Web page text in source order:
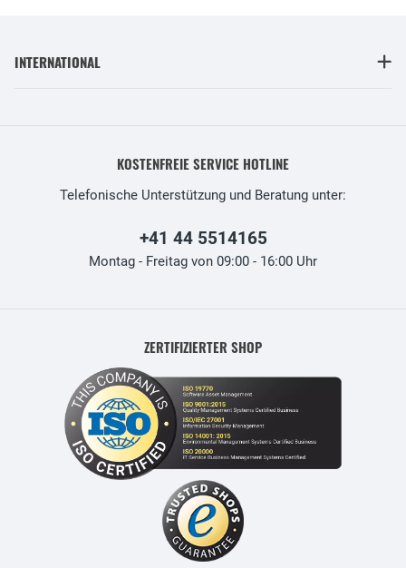
INTERNATIONAL
KOSTENFREIE SERVICE HOTLINE
Telefonische Unterstützung und Beratung unter:
+41 44 5514165
Montag - Freitag von 09:00 - 16:00 Uhr
ZERTIFIZIERTER SHOP